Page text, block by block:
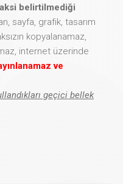
aksi belirtilmediği
sayfa, grafik, tasarım
kopyalanamaz,
internet üzerinde
ve
geçici bellek